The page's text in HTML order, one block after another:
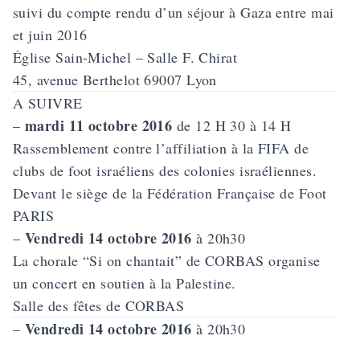
suivi du compte rendu d’un séjour à Gaza entre mai
et juin 2016
Église Sain-Michel – Salle F. Chirat
45, avenue Berthelot 69007 Lyon
A SUIVRE
– mardi 11 octobre 2016 de 12 H 30 à 14 H
Rassemblement contre l’affiliation à la FIFA de
clubs de foot israéliens des colonies israéliennes.
Devant le siège de la Fédération Française de Foot
PARIS
– Vendredi 14 octobre 2016à 20h30
La chorale “Si on chantait” de CORBAS organise
un concert en soutien à la Palestine.
Salle des fêtes de CORBAS
– Vendredi 14 octobre 2016à 20h30